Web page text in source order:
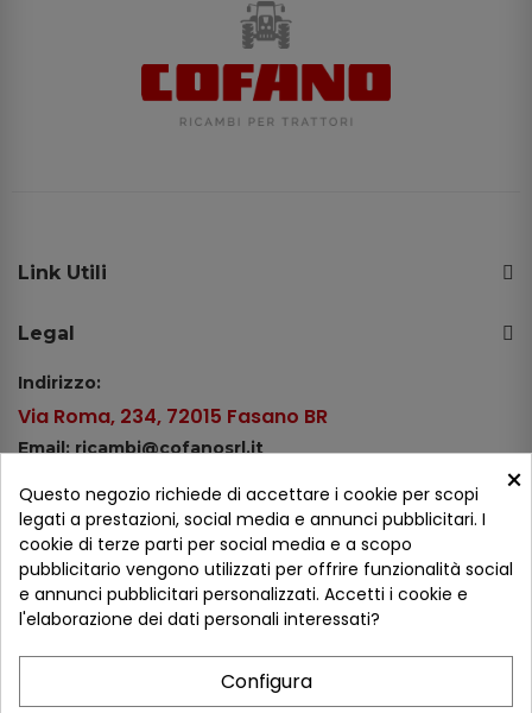
Link Utili
Legal
Indirizzo:
Via Roma, 234, 72015 Fasano BR
Email: ricambi@cofanosrl.it
Tel.: +39 080 44 13 478
WhatsApp: +39 334 98 51 100
Metodi di pagamento
×
Questo negozio richiede di accettare i cookie per scopi
legati a prestazioni, social media e annunci pubblicitari. I
cookie di terze parti per social media e a scopo
pubblicitario vengono utilizzati per offrire funzionalità social
e annunci pubblicitari personalizzati. Accetti i cookie e
l'elaborazione dei dati personali interessati?
Configura